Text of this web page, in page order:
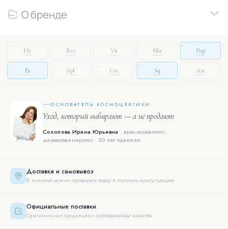
О бренде
14
Hy
Hyaluronic
Ret
Retinol
Vit
Vitamin C
Nia
Niacinamide
51
Pep
Peptides
72
Ex
Exosomes
Spf
SPF Filter
Cer
Ceramides
46
Sq
Squalane
Aze
Azelaic Ac.
ОСНОВАТЕЛЬ КОСМОЦЕВТИКИ
Уход, который выбирают — а не продают
Соколова Ирина Юрьевна · врач-косметолог,
дерматовенеролог · 20 лет практики
Доставка и самовывоз
В клинике можно проверить товар и получить консультацию
Официальные поставки
Оригинальная продукция с сертификатами качества